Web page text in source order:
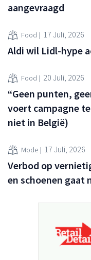
aangevraagd
Food 17 Juli, 2026
Aldi wil Lidl-hype
Food 20 Juli, 2026
“Geen punten,
voert campagne
niet in België)
Mode 17 Juli, 2026
Verbod op
en schoenen gaat